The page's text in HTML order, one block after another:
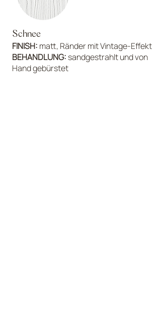
Schnee
FINISH: matt, Ränder mit Vintage-Effekt
BEHANDLUNG: sandgestrahlt und von
Hand gebürstet